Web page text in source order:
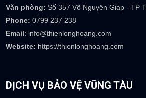
Văn phòng: Số 357 Võ Nguyên Giáp - TP
Phone: 0799 237 238
Email: info@thienlonghoang.com
Website: https://thienlonghoang.com
DỊCH VỤ BẢO VỆ VŨNG TÀU